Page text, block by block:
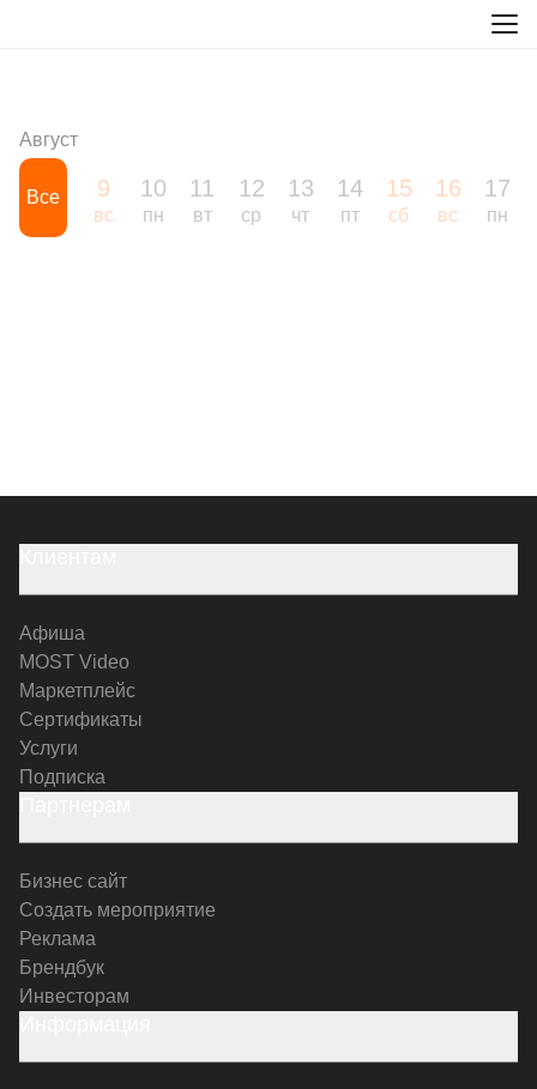
Все
Август
9
вс
10
пн
11
вт
12
ср
13
чт
14
пт
15
сб
16
вс
17
пн
Афиша
MOST Video
Маркетплейс
Сертификаты
Услуги
Подписка
Бизнес сайт
Создать мероприятие
Реклама
Брендбук
Инвесторам